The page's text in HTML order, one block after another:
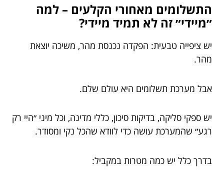
התשלומים מאחורי הקלעים – למה
״מיידי״ זה לא תמיד מיידי?
יש ציפייה טבעית: הפקדה נכנסת מהר, משיכה יוצאת
מהר.
אבל מערכת תשלומים היא עולם שלם.
יש ספקי סליקה, בדיקות סיכון, כללי מדינה, וכל מיני ״היי רק
רגע״ שהמערכת עושה כדי לוודא שהכל נקי ומסודר.
בדרך כלל יש כמה מטרות במקביל: